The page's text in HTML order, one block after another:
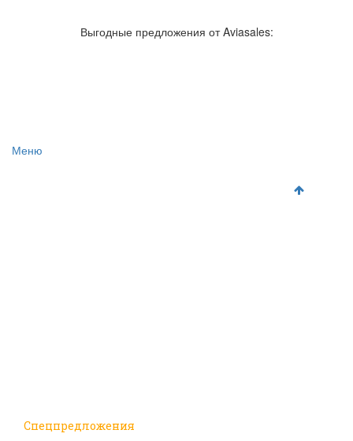
Отзывы об аэропортах
Отслеживание самолетов онлайн
Поиск авиакасс
Выгодные предложения от Aviasales:
Меню
Спецпредложения